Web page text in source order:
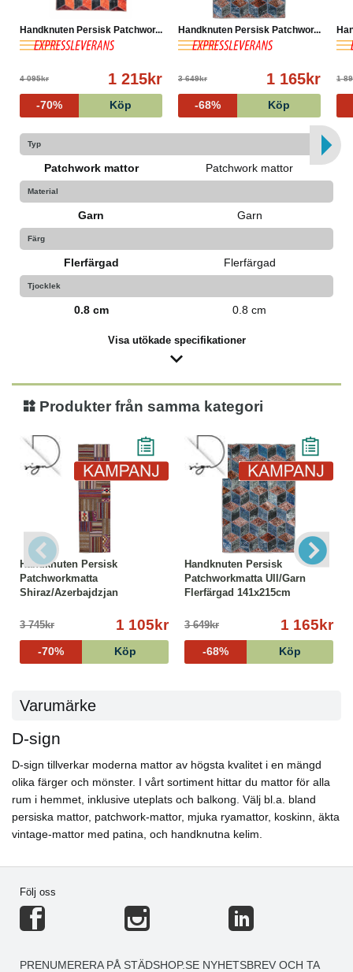
Handknuten Persisk Patchwor...
4 095kr 1 215kr
-70% Köp
Handknuten Persisk Patchwor...
3 649kr 1 165kr
-68% Köp
1
Typ
Patchwork mattor Patchwork mattor
Material
Garn Garn
Färg
Flerfärgad Flerfärgad
Tjocklek
0.8 cm 0.8 cm
Visa utökade specifikationer
Produkter från samma kategori
Handknuten Persisk
Patchworkmatta
Shiraz/Azerbajdzjan
3 745kr
1 105kr
-70% Köp
Handknuten Persisk
Patchworkmatta Ull/Garn
Flerfärgad 141x215cm
3 649kr 1 165kr
-68% Köp
Varumärke
D-sign
D-sign tillverkar moderna mattor av högsta kvalitet i en mängd
olika färger och mönster. I vårt sortiment hittar du mattor för alla
rum i hemmet, inklusive uteplats och balkong. Välj bl.a. bland
persiska mattor, patchwork-mattor, mjuka ryamattor, koskinn, äkta
vintage-mattor med patina, och handknutna kelim.
Följ oss
PRENUMERERA PÅ STÄDSHOP.SE NYHETSBREV OCH TA